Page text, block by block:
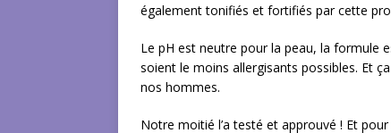
également tonifiés et fortifiés par cette
Le pH est neutre pour la peau, la formule
soient le moins allergisants possibles. Et
nos hommes.
Notre moitié l’a testé et approuvé ! Et